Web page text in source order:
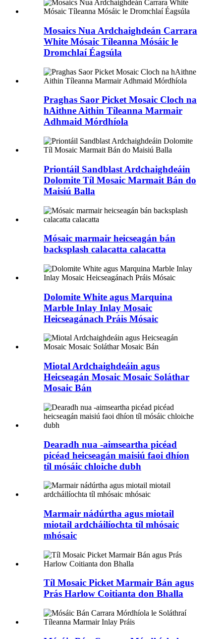
Mosaics Nua Ardchaighdeán Carrara
White Mósaic Tíleanna Mósáic le
Dromchlaí Éagsúla
Praghas Saor Picket Mosaic Cloch na
hAithne Aithin Tíleanna Marmair
Adhmaid Mórdhíola
Priontáil Sandblast Ardchaighdeáin
Dolomite Tíl Mosaic Marmait Bán do
Maisiú Balla
Mósaic marmair heicseagán bán
backsplash calacatta calacatta
Dolomite White agus Marquina
Marble Inlay Inlay Mosaic
Heicseagánach Práis Mósaic
Miotal Ardchaighdeáin agus
Heicseagán Mosaic Mosaic Soláthar
Mosaic Bán
Dearadh nua -aimseartha picéad
picéad heicseagán maisiú faoi dhíon
tíl mósáic chloiche dubh
Marmair nádúrtha agus miotail
miotail ardcháilíochta tíl mhósaic
mhósaic
Tíl Mosaic Picket Marmair Bán agus
Prás Harlow Coitianta don Bhalla